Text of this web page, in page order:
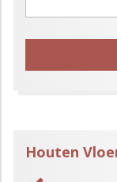
Gelieve dit
Houten